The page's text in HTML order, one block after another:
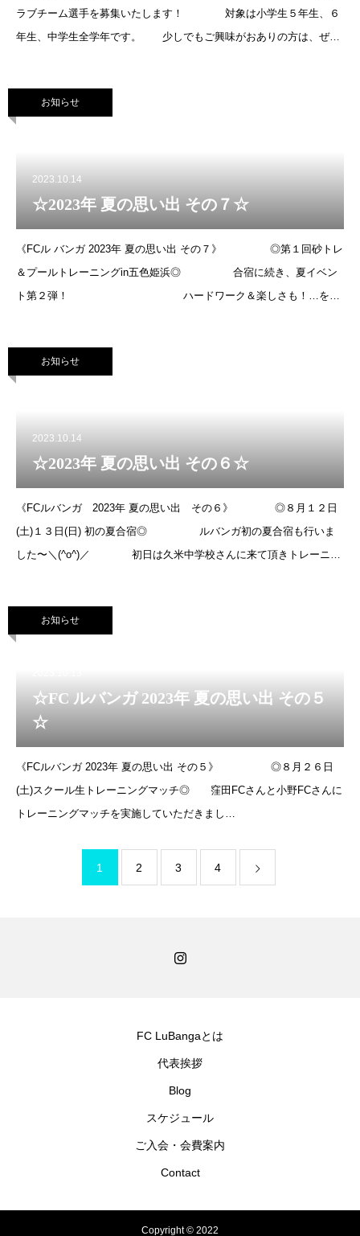
ラブチーム選手を募集いたします！ 対象は小学生５年生、６
年生、中学生全学年です。 少しでもご興味がおありの方は、ぜ
お知らせ
2023.10.14
☆2023年 夏の思い出 その７☆
《FCル バンガ 2023年 夏の思い出 その７》 ◎第１回砂トレ
＆プールトレーニングin五色姫浜◎ 合宿に続き、夏イベン
ト第２弾！ ハードワーク＆楽しさも！…をモ
お知らせ
2023.10.14
☆2023年 夏の思い出 その６☆
《FCルバンガ 2023年 夏の思い出 その６》 ◎８月１２日
(土)１３日(日) 初の夏合宿◎ ルバンガ初の夏合宿も行いま
した〜＼(^o^)／ 初日は久米中学校さんに来て頂きトレーニン
お知らせ
☆FC ルバンガ 2023年 夏の思い出 その５
☆
《FCルバンガ 2023年 夏の思い出 その５》 ◎８月２６日
(土)スクール生トレーニングマッチ◎ 窪田FCさんと小野FCさんに
トレーニングマッチを実施していただきまし
1 2 3 4
FC LuBangaとは
代表挨拶
Blog
スケジュール
ご入会・会費案内
Contact
Copyright © 2022